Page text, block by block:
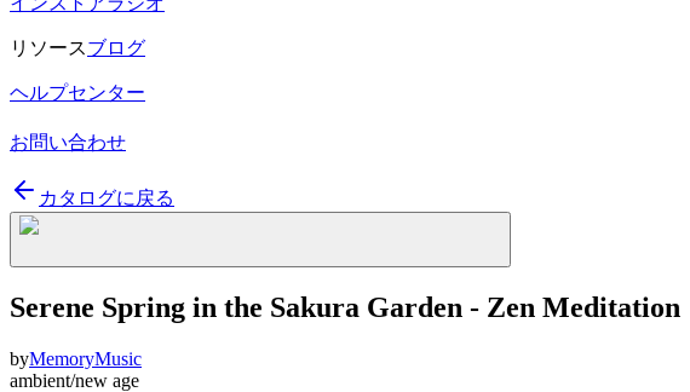
リソースブログ
ヘルプセンター
お問い合わせ
カタログに戻る
Serene Spring in the Sakura Garden - Zen Meditation
byMemoryMusic
ambient/new age